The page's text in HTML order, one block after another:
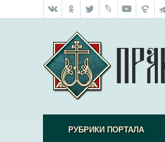
РУБРИКИ ПОРТАЛА